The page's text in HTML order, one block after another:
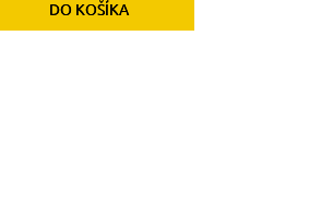
DO KOŠÍKA